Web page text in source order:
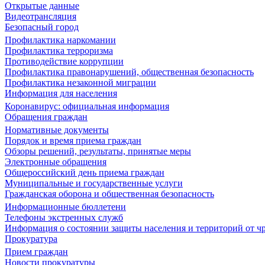
Открытые данные
Видеотрансляция
Безопасный город
Профилактика наркомании
Профилактика терроризма
Противодействие коррупции
Профилактика правонарушений, общественная безопасность
Профилактика незаконной миграции
Информация для населения
Коронавирус: официальная информация
Обращения граждан
Нормативные документы
Порядок и время приема граждан
Обзоры решений, результаты, принятые меры
Электронные обращения
Общероссийский день приема граждан
Муниципальные и государственные услуги
Гражданская оборона и общественная безопасность
Информационные бюллетени
Телефоны экстренных служб
Информация о состоянии защиты населения и территорий от
Прокуратура
Прием граждан
Новости прокуратуры